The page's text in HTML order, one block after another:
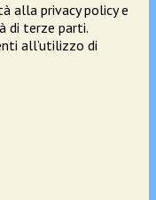
alla privacy policy e
di terze parti.
all’utilizzo di